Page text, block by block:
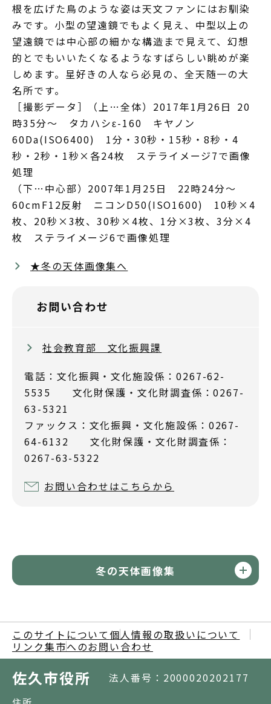
根を広げた鳥のような姿は天文ファンにはお馴染
みです。小型の望遠鏡でもよく見え、中型以上の
望遠鏡では中心部の細かな構造まで見えて、幻想
的とでもいいたくなるようなすばらしい眺めが楽
しめます。星好きの人なら必見の、全天随一の大
名所です。
［撮影データ］（上…全体）2017年1月26日 20
時35分～ タカハシε-160 キヤノン
60Da(ISO6400) 1分・30秒・15秒・8秒・4
秒・2秒・1秒×各24枚 ステライメージ7で画像
処理
（下…中心部）2007年1月25日 22時24分～
60cmF12反射 ニコンD50(ISO1600) 10秒×4
枚、20秒×3枚、30秒×4枚、1分×3枚、3分×4
枚 ステライメージ6で画像処理
★冬の天体画像集へ
お問い合わせ
社会教育部 文化振興課
電話：文化振興・文化施設係：0267-62-
5535 文化財保護・文化財調査係：0267-
63-5321
ファックス：文化振興・文化施設係：0267-
64-6132 文化財保護・文化財調査係：
0267-63-5322
お問い合わせはこちらから
冬の天体画像集
このサイトについて 個人情報の取扱いについて
リンク集市へのお問い合わせ
佐久市役所 法人番号：2000020202177